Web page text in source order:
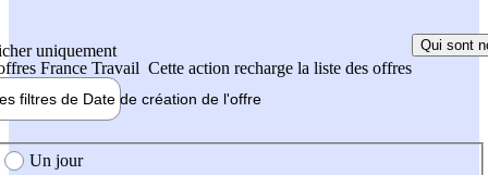
uniquement
France Travail Cette action recharge la liste des offres
Qui sont
filtres de Date de création de l'offre
création de l'offre
Un jour